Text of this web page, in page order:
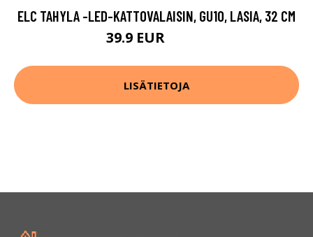
ELC TAHYLA -LED-KATTOVALAISIN, GU10, LASIA, 32 CM
39.9 EUR
LISÄTIETOJA